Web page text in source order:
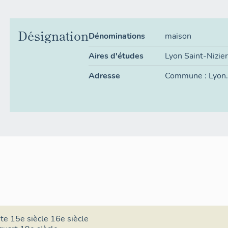
DésignationDénominations
maison
Aires d'études
Lyon Saint-Nizier
Adresse
Commune : Lyon
15e siècle 16e siècle